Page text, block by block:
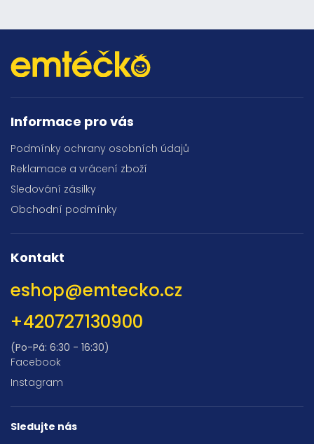
Informace pro vás
Podmínky ochrany osobních údajů
Reklamace a vrácení zboží
Sledování zásilky
Obchodní podmínky
Kontakt
eshop@emtecko.cz
+420727130900
(Po-Pá: 6:30 - 16:30)
Facebook
Instagram
Sledujte nás